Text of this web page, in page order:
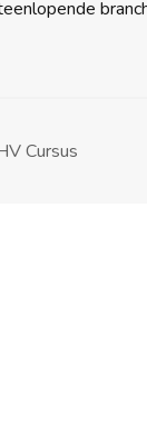
Cursus